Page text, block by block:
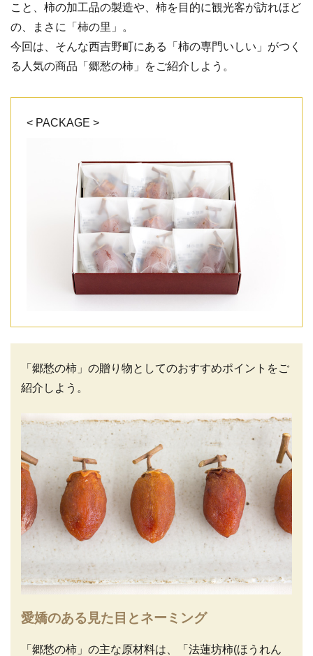
< PACKAGE >
こと、柿の加工品の製造や、柿を目的に観光客が訪れほど
の、まさに「柿の里」。
今回は、そんな西吉野町にある「柿の専門いしい」がつく
る人気の商品「郷愁の柿」をご紹介しよう。
「郷愁の柿」の贈り物としてのおすすめポイントをご
紹介しよう。
愛嬌のある見た目とネーミング
「郷愁の柿」の主な原材料は、「法蓮坊柿(ほうれん